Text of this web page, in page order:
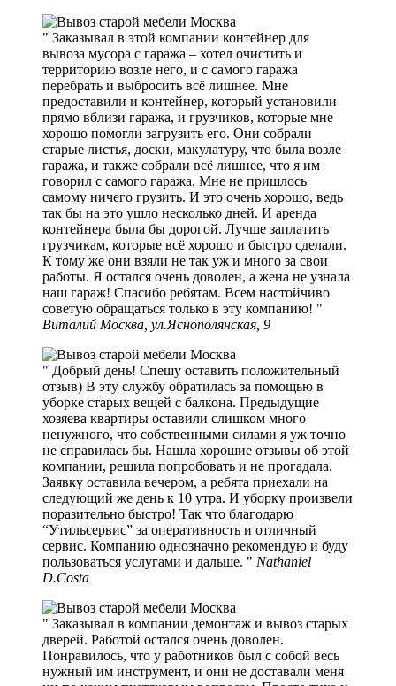
Заказывал в этой компании контейнер для
вывоза мусора с гаража – хотел очистить и
территорию возле него, и с самого гаража
перебрать и выбросить всё лишнее. Мне
предоставили и контейнер, который установили
прямо вблизи гаража, и грузчиков, которые мне
хорошо помогли загрузить его. Они собрали
старые листья, доски, макулатуру, что была возле
гаража, и также собрали всё лишнее, что я им
говорил с самого гаража. Мне не пришлось
самому ничего грузить. И это очень хорошо, ведь
так бы на это ушло несколько дней. И аренда
контейнера была бы дорогой. Лучше заплатить
грузчикам, которые всё хорошо и быстро сделали.
К тому же они взяли не так уж и много за свои
работы. Я остался очень доволен, а жена не узнала
наш гараж! Спасибо ребятам. Всем настойчиво
советую обращаться только в эту компанию!
Виталий Москва, ул.Яснополянская, 9
Добрый день! Спешу оставить положительный
отзыв) В эту службу обратилась за помощью в
уборке старых вещей с балкона. Предыдущие
хозяева квартиры оставили слишком много
ненужного, что собственными силами я уж точно
не справилась бы. Нашла хорошие отзывы об этой
компании, решила попробовать и не прогадала.
Заявку оставила вечером, а ребята приехали на
следующий же день к 10 утра. И уборку произвели
поразительно быстро! Так что благодарю
“Утильсервис” за оперативность и отличный
сервис. Компанию однозначно рекомендую и буду
пользоваться услугами и дальше.
Nathaniel
D.Costa
Заказывал в компании демонтаж и вывоз старых
дверей. Работой остался очень доволен.
Понравилось, что у работников был с собой весь
нужный им инструмент, и они не доставали меня